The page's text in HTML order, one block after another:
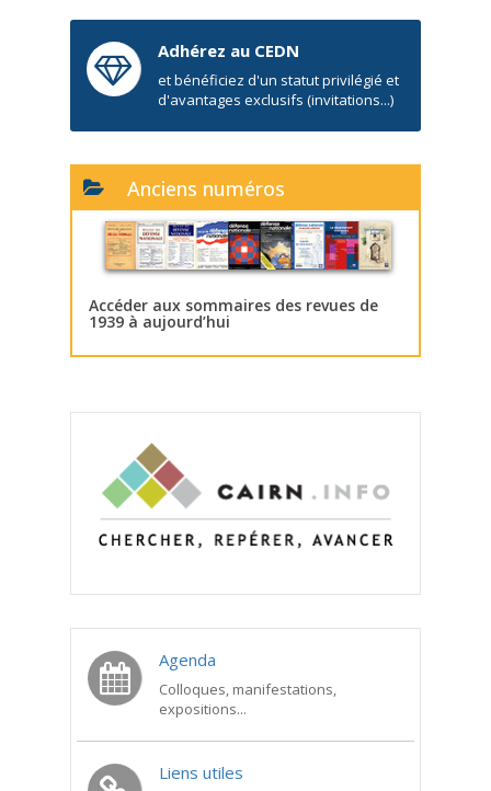
Adhérez au CEDN
et bénéficiez d'un statut privilégié et
d'avantages exclusifs (invitations...)
Anciens numéros
Accéder aux sommaires des revues de
1939 à aujourd’hui
Agenda
Colloques, manifestations,
expositions...
Liens utiles